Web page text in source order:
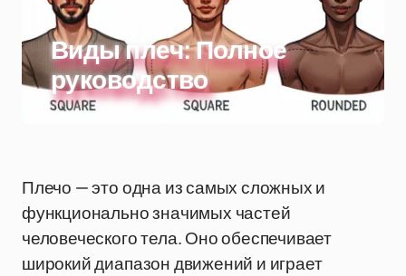
Виды плеч: Полное
руководство
Плечо — это одна из самых сложных и
функционально значимых частей
человеческого тела. Оно обеспечивает
широкий диапазон движений и играет